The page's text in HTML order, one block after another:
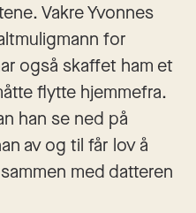
Vakre Yvonnes
for
også skaffet ham et
flytte hjemmefra.
han se ned på
av og til får lov å
med datteren